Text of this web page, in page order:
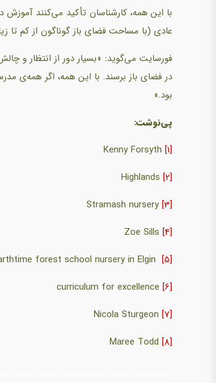
با این همه، کارشناسان تأکید می‌کنند
عادی (با مساحت فضای باز گوناگون از کم
فورسایت می‌گوید: «بسیار دور از انتظار و
در فضای باز برسند. با این همه، اگر همه‌ی
بود.»
پی‌نوشت:
[1]
[2]
[3]
Stramash nursery
[4]
[5]
[6]
[7]
[8]